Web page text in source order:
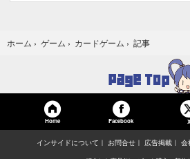
ホーム › ゲーム › カードゲーム › 記事
Home Facebook X
インサイドについて お問合せ 広告掲載 会